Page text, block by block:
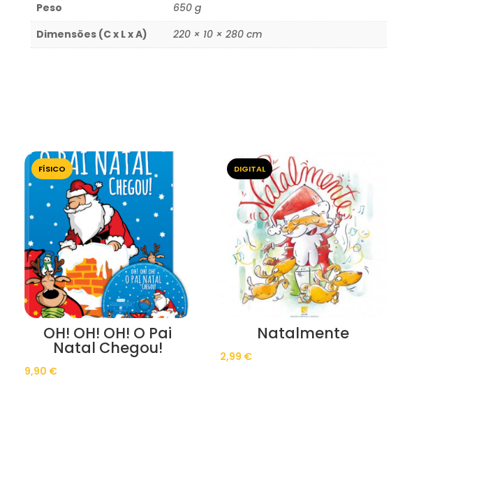
Peso
650 g
Dimensões (C x L x A)
220 × 10 × 280 cm
FÍSICO
OH! OH! OH! O Pai
Natal Chegou!
9,90 €
DIGITAL
Natalmente
2,99 €